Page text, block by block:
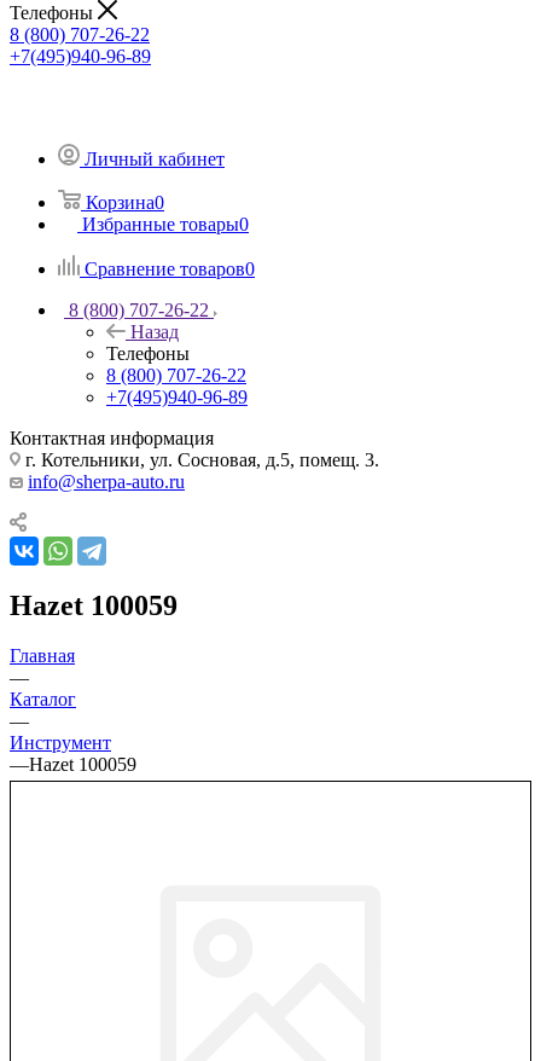
Телефоны
8 (800) 707-26-22
+7(495)940-96-89
Личный кабинет
Корзина0
Избранные товары0
Сравнение товаров0
8 (800) 707-26-22
Назад
Телефоны
8 (800) 707-26-22
+7(495)940-96-89
Контактная информация
г. Котельники, ул. Сосновая, д.5, помещ. 3.
info@sherpa-auto.ru
Hazet 100059
Главная
—
Каталог
—
Инструмент
—Hazet 100059